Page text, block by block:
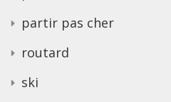
partir pas cher
routard
ski